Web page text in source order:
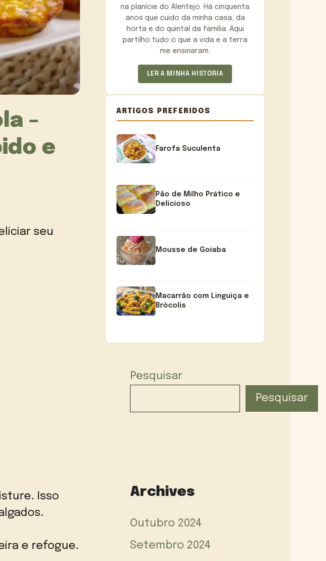
–
e
seu
Isso
e refogue.
na planície do Alentejo. Há cinquenta
anos que cuido da minha casa, da
horta e do quintal da família. Aqui
partilho tudo o que a vida e a terra
me ensinaram.
LER A MINHA HISTÓRIA
ARTIGOS PREFERIDOS
Farofa Suculenta
Pão de Milho Prático e
Delicioso
Mousse de Goiaba
Macarrão com Linguiça e
Brócolis
Pesquisar
Pesquisar
Archives
Outubro 2024
Setembro 2024